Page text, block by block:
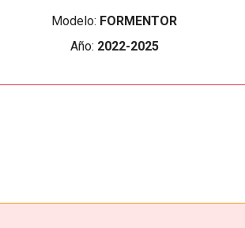
Modelo: FORMENTOR
Año: 2022-2025